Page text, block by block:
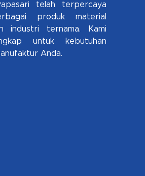
telah terpercaya
produk material
industri ternama. Kami
untuk kebutuhan
Anda.